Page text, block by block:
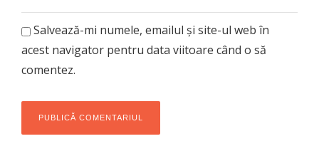
Salvează-mi numele, emailul și site-ul web în
acest navigator pentru data viitoare când o să
comentez.